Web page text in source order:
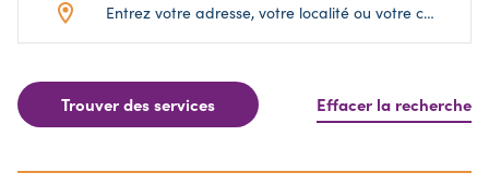
Trouver des services Effacer la recherche